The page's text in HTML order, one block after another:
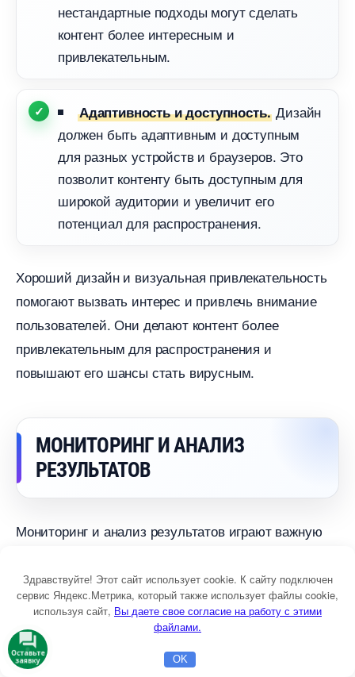
нестандартные подходы могут сделать
контент более интересным и
привлекательным.
Адаптивность и доступность. Дизайн
должен быть адаптивным и доступным
для разных устройств и браузеров. Это
позволит контенту быть доступным для
широкой аудитории и увеличит его
потенциал для распространения.
Хороший дизайн и визуальная привлекательность
помогают вызвать интерес и привлечь внимание
пользователей. Они делают контент более
привлекательным для распространения и
повышают его шансы стать вирусным.
МОНИТОРИНГ И АНАЛИЗ
РЕЗУЛЬТАТО
Мониторинг и анализ результатов играют важную
Эти этапы позволяют определить эффективность
контента и выявить потенциальные проблемы,
которые могут возникнуть в процессе его
распространения.
Здравствуйте! Этот сайт использует cookie. К сайту подключен
сервис Яндекс.Метрика, который также использует файлы cookie,
используя сайт, ы даете свое согласие на работу с этими
файлами.
OK
Оставьте
заявку